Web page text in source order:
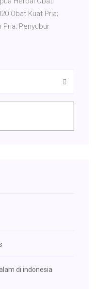
Obat Kuat Pria;
Pria; Penyubur
di indonesia